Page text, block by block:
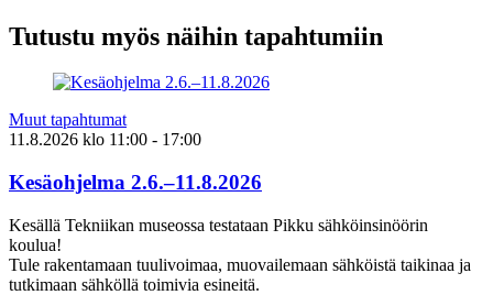
Tutustu myös näihin tapahtumiin
Muut tapahtumat
11.8.2026 klo 11:00 - 17:00
Kesäohjelma 2.6.–11.8.2026
Kesällä Tekniikan museossa testataan Pikku sähköinsinöörin
koulua!
Tule rakentamaan tuulivoimaa, muovailemaan sähköistä taikinaa ja
tutkimaan sähköllä toimivia esineitä.